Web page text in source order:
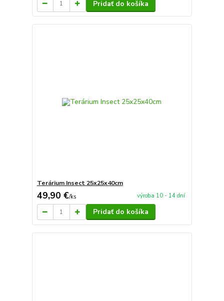
Pridať do košíka
Terárium Insect 25x25x40cm
49,90 €/ks výroba 10 - 14 dní
Pridať do košíka